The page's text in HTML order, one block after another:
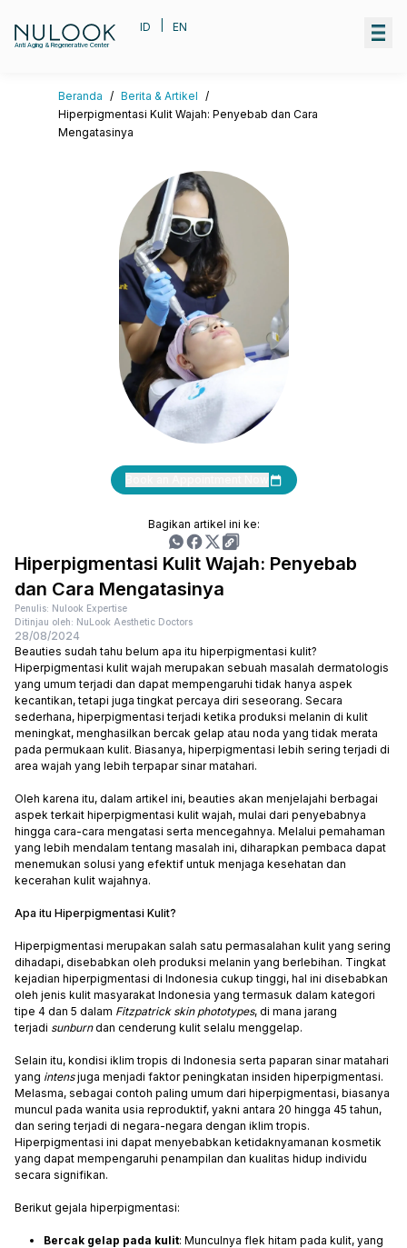
Anti Aging & Regenerative Center
ID EN
Beranda / Berita & Artikel /
Hiperpigmentasi Kulit Wajah: Penyebab dan Cara
Mengatasinya
Bagikan artikel ini ke:
Hiperpigmentasi Kulit Wajah: Penyebab
dan Cara Mengatasinya
Penulis: Nulook Expertise
Ditinjau oleh: NuLook Aesthetic Doctors
28/08/2024
Beauties sudah tahu belum apa itu hiperpigmentasi kulit?
Hiperpigmentasi kulit wajah merupakan sebuah masalah dermatologis
yang umum terjadi dan dapat mempengaruhi tidak hanya aspek
kecantikan, tetapi juga tingkat percaya diri seseorang. Secara
sederhana, hiperpigmentasi terjadi ketika produksi melanin di kulit
meningkat, menghasilkan bercak gelap atau noda yang tidak merata
pada permukaan kulit. Biasanya, hiperpigmentasi lebih sering terjadi di
area wajah yang lebih terpapar sinar matahari.
Oleh karena itu, dalam artikel ini, beauties akan menjelajahi berbagai
aspek terkait hiperpigmentasi kulit wajah, mulai dari penyebabnya
hingga cara-cara mengatasi serta mencegahnya. Melalui pemahaman
yang lebih mendalam tentang masalah ini, diharapkan pembaca dapat
menemukan solusi yang efektif untuk menjaga kesehatan dan
kecerahan kulit wajahnya.
Apa itu Hiperpigmentasi Kulit?
Hiperpigmentasi merupakan salah satu permasalahan kulit yang sering
dihadapi, disebabkan oleh produksi melanin yang berlebihan. Tingkat
kejadian hiperpigmentasi di Indonesia cukup tinggi, hal ini disebabkan
oleh jenis kulit masyarakat Indonesia yang termasuk dalam kategori
tipe 4 dan 5 dalam Fitzpatrick skin phototypes, di mana jarang
terjadi sunburndan cenderung kulit selalu menggelap.
Selain itu, kondisi iklim tropis di Indonesia serta paparan sinar matahari
yang intensjuga menjadi faktor peningkatan insiden hiperpigmentasi.
Melasma, sebagai contoh paling umum dari hiperpigmentasi, biasanya
muncul pada wanita usia reproduktif, yakni antara 20 hingga 45 tahun,
dan sering terjadi di negara-negara dengan iklim tropis.
Hiperpigmentasi ini dapat menyebabkan ketidaknyamanan kosmetik
yang dapat mempengaruhi penampilan dan kualitas hidup individu
secara signifikan.
Berikut gejala hiperpigmentasi:
Bercak gelap pada kulit: Munculnya flek hitam pada kulit, yang